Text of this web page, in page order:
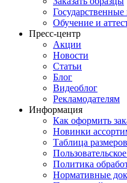
Обучение и
Пресс-центр
Акции
Новости
Статьи
Блог
Видеоблог
Рекламодателям
Информация
Как оформить
Новинки
Таблица размеров
Политика
Нормативные